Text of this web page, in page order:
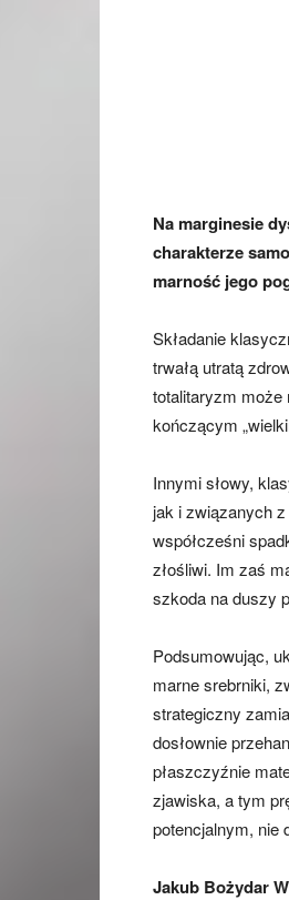
Na marginesie
charakterze
marność jego
Składanie
trwałą utratą
totalitaryzm może
kończącym
Innymi słowy,
jak i związanych
współcześni
złośliwi. Im zaś
szkoda na duszy
Podsumowując,
marne srebrniki,
strategiczny
dosłownie
płaszczyźnie
zjawiska, a tym
potencjalnym, nie
Jakub Bożydar